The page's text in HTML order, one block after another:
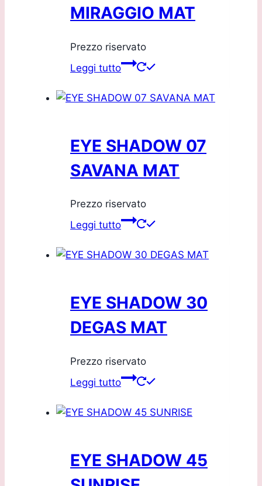
MIRAGGIO MAT
Prezzo riservato
Leggi tutto
EYE SHADOW 07
SAVANA MAT
Prezzo riservato
Leggi tutto
EYE SHADOW 30
DEGAS MAT
Prezzo riservato
Leggi tutto
EYE SHADOW 45